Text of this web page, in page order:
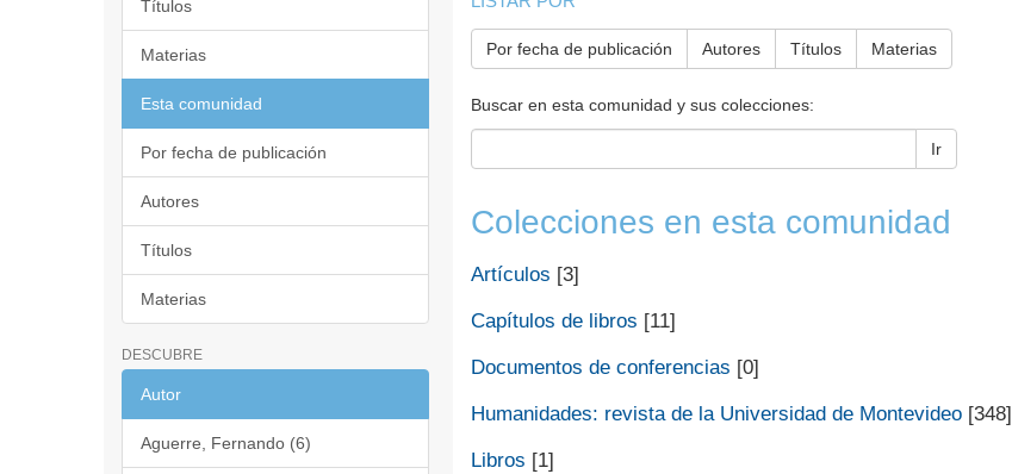
Títulos
Materias
Esta comunidad
Por fecha de publicación
Autores
Títulos
Materias
DESCUBRE
Autor
Aguerre, Fernando (6)
Por fecha de publicación Autores Títulos Materias
Buscar en esta comunidad y sus colecciones:
Ir
Colecciones en esta comunidad
Artículos [3]
Capítulos de libros [11]
Documentos de conferencias [0]
Humanidades: revista de la Universidad de Montevideo[348]
Libros [1]